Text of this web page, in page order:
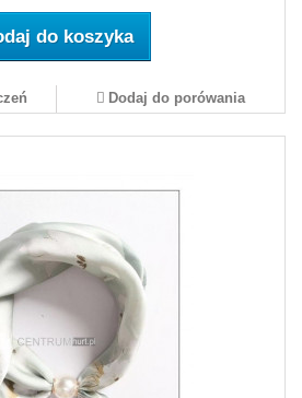
do koszyka
Dodaj do porówania